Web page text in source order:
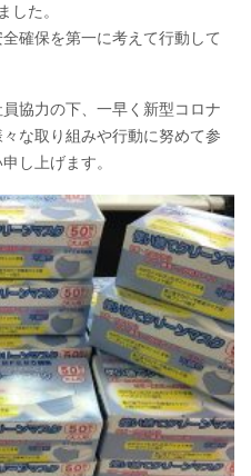
した。
確保を第一に考えて行動して
協力の下、一早く新型コロナ
な取り組みや行動に努めて参
し上げます。